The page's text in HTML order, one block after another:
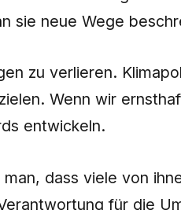
sie neue Wege
zu verlieren.
Wenn wir
entwickeln.
dass viele von
für die